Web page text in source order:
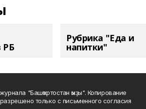
РБ
Рубрика "Еда и
напитки"
"Башҡортостан ҡыҙы". Копирование
только с письменного согласия